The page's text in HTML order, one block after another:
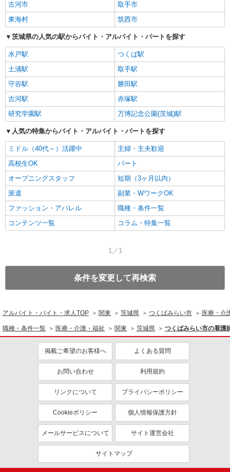
古河市
取手市
東海村
筑西市
茨城県の人気の駅からバイト・アルバイト・パートを探す
水戸駅
つくば駅
土浦駅
取手駅
守谷駅
勝田駅
古河駅
赤塚駅
研究学園駅
万博記念公園(茨城)駅
人気の特集からバイト・アルバイト・パートを探す
ミドル（40代～）活躍中
主婦・主夫歓迎
高校生OK
パート
オープニングスタッフ
短期（3ヶ月以内）
派遣
副業・WワークOK
ファッション・アパレル
職種・条件一覧
コンテンツ一覧
コラム・特集一覧
1／1
条件を変更して再検索
アルバイト・バイト・求人TOP 関東 茨城県 つくばみらい市 医療・介
職種・条件一覧 医療・介護・福祉 関東 茨城県 つくばみらい市の看護
掲載ご希望のお客様へ よくある質問
お問い合わせ 利用規約
リンクについて プライバシーポリシー
Cookieポリシー 個人情報保護方針
メールサービスについて サイト運営会社
サイトマップ